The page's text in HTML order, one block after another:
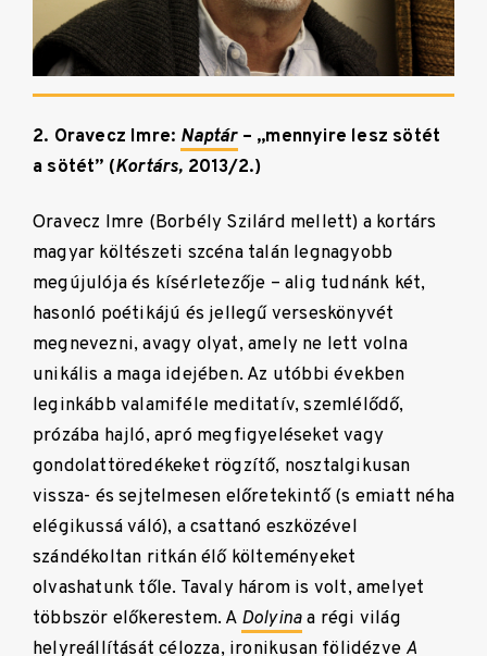
2. Oravecz Imre: Naptár– „mennyire lesz sötét
a sötét” (Kortárs, 2013/2.)
Oravecz Imre (Borbély Szilárd mellett) a kortárs
magyar költészeti szcéna talán legnagyobb
megújulója és kísérletezője – alig tudnánk két,
hasonló poétikájú és jellegű verseskönyvét
megnevezni, avagy olyat, amely ne lett volna
unikális a maga idejében. Az utóbbi években
leginkább valamiféle meditatív, szemlélődő,
prózába hajló, apró megfigyeléseket vagy
gondolattöredékeket rögzítő, nosztalgikusan
vissza- és sejtelmesen előretekintő (s emiatt néha
elégikussá váló), a csattanó eszközével
szándékoltan ritkán élő költeményeket
olvashatunk tőle. Tavaly három is volt, amelyet
többször előkerestem. A Dolyinaa régi világ
helyreállítását célozza, ironikusan fölidézve A